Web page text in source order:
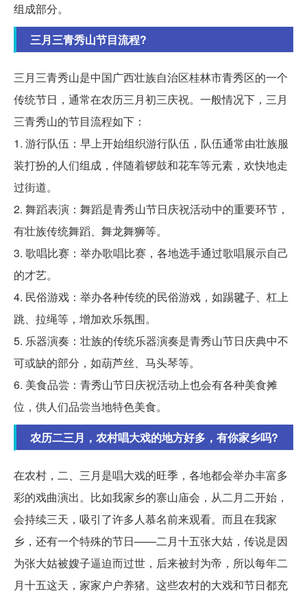
组成部分。
三月三青秀山节目流程?
三月三青秀山是中国广西壮族自治区桂林市青秀区的一个
传统节日，通常在农历三月初三庆祝。一般情况下，三月
三青秀山的节目流程如下：
1. 游行队伍：早上开始组织游行队伍，队伍通常由壮族服
装打扮的人们组成，伴随着锣鼓和花车等元素，欢快地走
过街道。
2. 舞蹈表演：舞蹈是青秀山节日庆祝活动中的重要环节，
有壮族传统舞蹈、舞龙舞狮等。
3. 歌唱比赛：举办歌唱比赛，各地选手通过歌唱展示自己
的才艺。
4. 民俗游戏：举办各种传统的民俗游戏，如踢毽子、杠上
跳、拉绳等，增加欢乐氛围。
5. 乐器演奏：壮族的传统乐器演奏是青秀山节日庆典中不
可或缺的部分，如葫芦丝、马头琴等。
6. 美食品尝：青秀山节日庆祝活动上也会有各种美食摊
位，供人们品尝当地特色美食。
农历二三月，农村唱大戏的地方好多，有你家乡吗?
在农村，二、三月是唱大戏的旺季，各地都会举办丰富多
彩的戏曲演出。比如我家乡的寨山庙会，从二月二开始，
会持续三天，吸引了许多人慕名前来观看。而且在我家
乡，还有一个特殊的节日——二月十五张大姑，传说是因
为张大姑被嫂子逼迫而过世，后来被封为帝，所以每年二
月十五这天，家家户户养猪。这些农村的大戏和节日都充